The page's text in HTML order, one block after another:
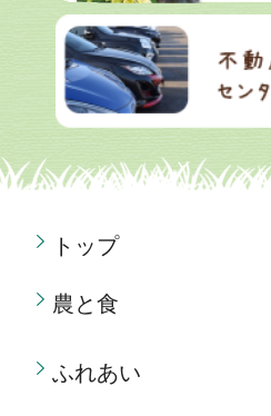
トップ
農と食
ふれあい